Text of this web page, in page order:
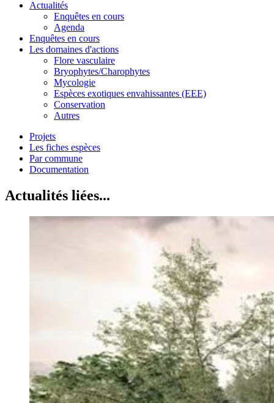
Actualités
Enquêtes en cours
Agenda
Enquêtes en cours
Les domaines d'actions
Flore vasculaire
Bryophytes/Charophytes
Mycologie
Espèces exotiques envahissantes (EEE)
Conservation
Autres
Projets
Les fiches espèces
Par commune
Documentation
Actualités liées...